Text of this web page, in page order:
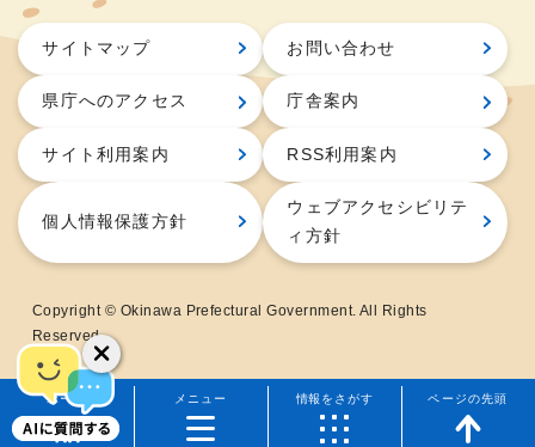
メニュー
ホーム 情報をさがす ページの先頭
サイトマップ お問い合わせ
県庁へのアクセス 庁舎案内
サイト利用案内 RSS利用案内
個人情報保護方針
ウェブアクセシビリテ
ィ方針
Copyright © Okinawa Prefectural Government. All Rights
Reserved.